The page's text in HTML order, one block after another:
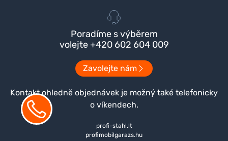
Poradíme s výběrem
volejte +420 602 604 009
Zavolejte nám
Kontakt ohledně objednávek je možný také telefonicky
o víkendech.
profi-stahl.lt
profimobilgarazs.hu